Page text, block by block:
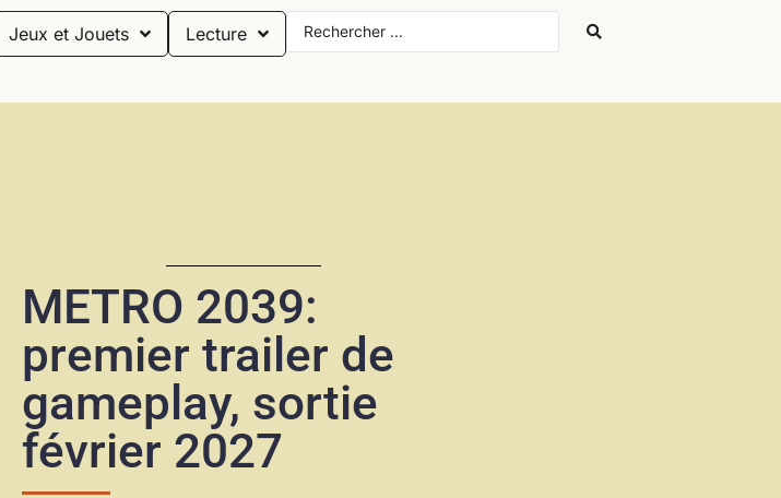
Jeux et Jouets Lecture
METRO 2039:
premier trailer de
gameplay, sortie
février 2027